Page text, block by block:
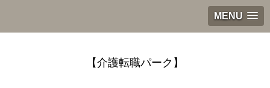
MENU
【介護転職パーク】